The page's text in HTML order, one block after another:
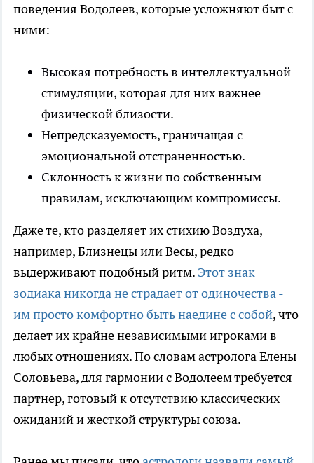
поведения Водолеев, которые усложняют быт с
ними:
Высокая потребность в интеллектуальной
стимуляции, которая для них важнее
физической близости.
Непредсказуемость, граничащая с
эмоциональной отстраненностью.
Склонность к жизни по собственным
правилам, исключающим компромиссы.
Даже те, кто разделяет их стихию Воздуха,
например, Близнецы или Весы, редко
выдерживают подобный ритм. Этот знак
зодиака никогда не страдает от одиночества -
им просто комфортно быть наедине с собой, что
делает их крайне независимыми игроками в
любых отношениях. По словам астролога Елены
Соловьева, для гармонии с Водолеем требуется
партнер, готовый к отсутствию классических
ожиданий и жесткой структуры союза.